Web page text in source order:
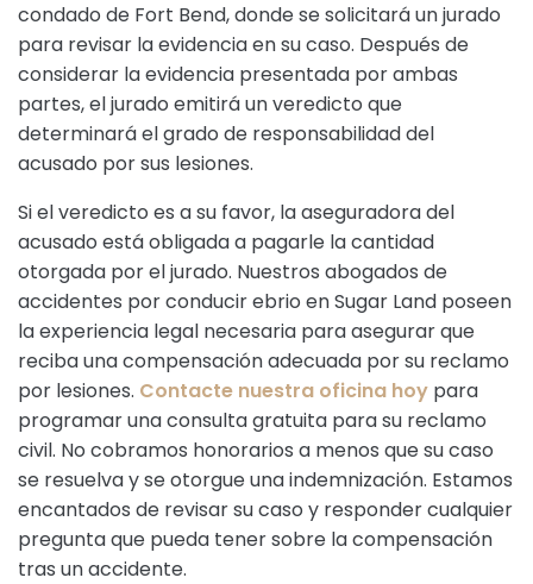
condado de Fort Bend, donde se solicitará un jurado
para revisar la evidencia en su caso. Después de
considerar la evidencia presentada por ambas
partes, el jurado emitirá un veredicto que
determinará el grado de responsabilidad del
acusado por sus lesiones.
Si el veredicto es a su favor, la aseguradora del
acusado está obligada a pagarle la cantidad
otorgada por el jurado. Nuestros abogados de
accidentes por conducir ebrio en Sugar Land poseen
la experiencia legal necesaria para asegurar que
reciba una compensación adecuada por su reclamo
por lesiones. Contacte nuestra oficina hoy para
programar una consulta gratuita para su reclamo
civil. No cobramos honorarios a menos que su caso
se resuelva y se otorgue una indemnización. Estamos
encantados de revisar su caso y responder cualquier
pregunta que pueda tener sobre la compensación
tras un accidente.